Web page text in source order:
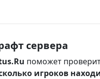
сервера
поможет
игроков